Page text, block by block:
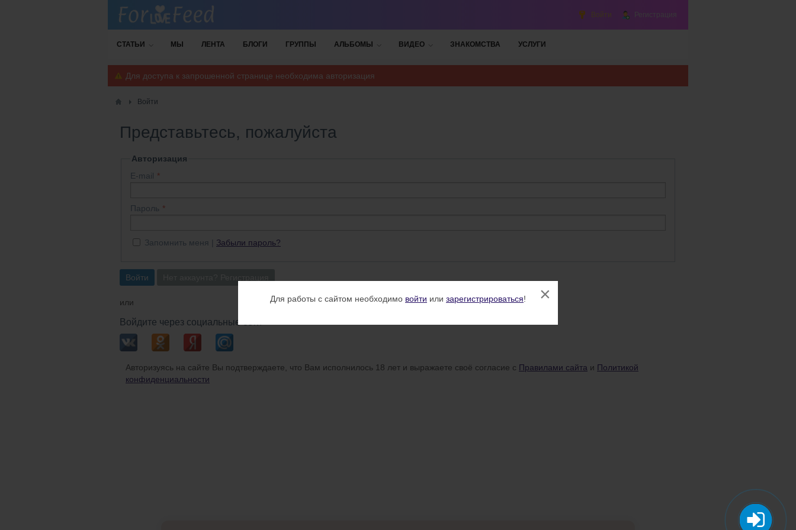
Для работы с сайтом необходимо войти или зарегистрироваться! ×
Войти Регистрация
СТАТЬИ МЫ ЛЕНТА БЛОГИ ГРУППЫ АЛЬБОМЫ ВИДЕО ЗНАКОМСТВА УСЛУГИ
Для доступа к запрошенной странице необходима авторизация
Войти
Представьтесь, пожалуйста
Авторизация
E-mail
Пароль
Запомнить меня Забыли пароль?
Войти
или
Войдите через социальные сети
Авторизуясь на сайте Вы подтверждаете, что Вам исполнилось 18 лет и выражаете своё согласие с Правилами сайта и Политикой
конфиденциальности